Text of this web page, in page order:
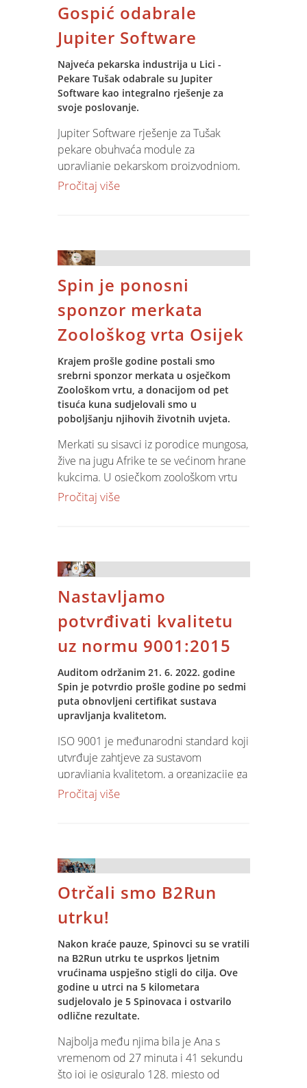
Gospić odabrale
Jupiter Software
Najveća pekarska industrija u Lici -
Pekare Tušak odabrale su Jupiter
Software kao integralno rješenje za
svoje poslovanje.
Jupiter Software rješenje za Tušak
pekare obuhvaća module za
upravljanje pekarskom proizvodnjom,
logistikom i upravljanjem odnosima s
imovinom, dokumentima. BI modulima
unaprijedit će se upravljanje sustavom
KPI, planiranjem i poslovnim analizama.
Implementacija sustava obuhvatit će
izradu studije izvodljivosti, isporuku IT
infrastrukture, prijenos podataka iz
postojećih sustava, obuku djelatnika,
implementaciju, prilagodbe kao i
dugoročnu podršku sustava.
Pročitaj više
Spin je ponosni
sponzor merkata
Zoološkog vrta Osijek
Krajem prošle godine postali smo
srebrni sponzor merkata u osječkom
Zoološkom vrtu, a donacijom od pet
tisuća kuna sudjelovali smo u
poboljšanju njihovih životnih uvjeta.
Merkati su sisavci iz porodice mungosa,
žive na jugu Afrike te se većinom hrane
kukcima. U osječkom zoološkom vrtu
pronaći će te ih na ulazu u terarij i
godine, a danas ima najveći vanjski
prostor u Hrvatskoj, namijenjen za
boravak životinja. Prema njihovoj misiji,
Zoo je prije svega mjesto za aktivnosti
zaštite vrsta, ali i mjesto za edukaciju,
rekreaciju te istraživanje.
Spinova donacija koristit će se za
unaprjeđenje životnih uvjeta životinja i
samog zoološkog vrta. To se posebno
odnosi na poboljšanje ishrane i
zdravstvene brige životinja, izgradnju
novih nastambi koje su prilagođene
prirodnom staništu pojedine životinjske
vrste te adaptaciju postojećih
Pročitaj više
Nastavljamo
potvrđivati kvalitetu
uz normu 9001:2015
Auditom održanim 21. 6. 2022. godine
Spin je potvrdio prošle godine po sedmi
puta obnovljeni certifikat sustava
upravljanja kvalitetom.
ISO 9001 je međunarodni standard koji
utvrđuje zahtjeve za sustavom
upravljanja kvalitetom, a organizacije ga
koriste da bi pokazale dosljednost u
Nadzorom sustava kvalitete
certificiranog po normi ISO 9001:2015
poslovnih procesa u interesu klijenata i
njihovog ukupnog zadovoljstva
kvalitetom IT usluga. Opseg certifikacije
uključuje razvoj programske podrške,
implementaciju IT projekata,
održavanje i podršku informacijskim
sustavima te informatičku edukaciju.
Kontrolu sustava kvalitete provodimo
od 2006. godine, kada smo prvi puta
certificirali sustav po normi ISO 9001.
Pročitaj više
Otrčali smo B2Run
utrku!
Nakon kraće pauze, Spinovci su se vratili
na B2Run utrku te usprkos ljetnim
vrućinama uspješno stigli do cilja. Ove
godine u utrci na 5 kilometara
sudjelovalo je 5 Spinovaca i ostvarilo
odlične rezultate.
Najbolja među njima bila je Ana s
vremenom od 27 minuta i 41 sekundu
što joj je osiguralo 128. mjesto od